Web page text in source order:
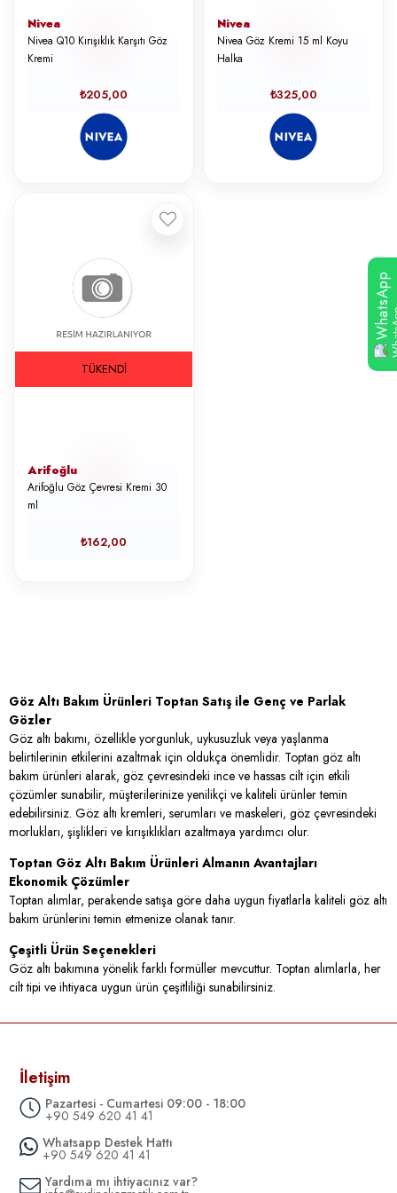
Nivea
Nivea Q10 Kırışıklık Karşıtı Göz
Kremi
₺205,00
Nivea
Nivea Göz Kremi 15 ml Koyu
Halka
₺325,00
TÜKENDI
Arifoğlu
Arifoğlu Göz Çevresi Kremi 30
ml
₺162,00
Göz Altı Bakım Ürünleri Toptan Satış ile Genç ve Parlak
Gözler
Göz altı bakımı, özellikle yorgunluk, uykusuzluk veya yaşlanma
belirtilerinin etkilerini azaltmak için oldukça önemlidir. Toptan göz altı
bakım ürünleri alarak, göz çevresindeki ince ve hassas cilt için etkili
çözümler sunabilir, müşterilerinize yenilikçi ve kaliteli ürünler temin
edebilirsiniz. Göz altı kremleri, serumları ve maskeleri, göz çevresindeki
morlukları, şişlikleri ve kırışıklıkları azaltmaya yardımcı olur.
Toptan Göz Altı Bakım Ürünleri Almanın Avantajları
Ekonomik Çözümler
Toptan alımlar, perakende satışa göre daha uygun fiyatlarla kaliteli göz altı
bakım ürünlerini temin etmenize olanak tanır.
Çeşitli Ürün Seçenekleri
Göz altı bakımına yönelik farklı formüller mevcuttur. Toptan alımlarla, her
cilt tipi ve ihtiyaca uygun ürün çeşitliliği sunabilirsiniz.
Göz Çevresi Sağlığına Katkı Sağlar
Sürekli Talep
Göz altı bakım ürünlerine olan talep her geçen gün artmaktadır. Bu
nedenle, toptan alımlar yaparak yüksek talebi karşılayabilirsiniz.
Göz Altı Bakım Ürünlerinin Faydaları
Göz Altı Kremi:
Cildin nem dengesini sağlar, ince çizgileri ve şişlikleri
İletişim
Pazartesi - Cumartesi 09:00 - 18:00
+90 549 620 41 41
Whatsapp Destek Hattı
+90 549 620 41 41
Yardıma mı ihtiyacınız var?
WhatsApp